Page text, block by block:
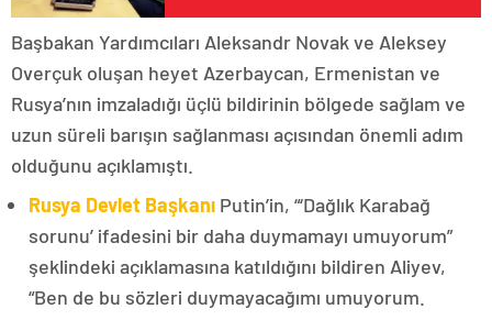
Başbakan Yardımcıları Aleksandr Novak ve Aleksey
Overçuk oluşan heyet Azerbaycan, Ermenistan ve
Rusya’nın imzaladığı üçlü bildirinin bölgede sağlam ve
uzun süreli barışın sağlanması açısından önemli adım
olduğunu açıklamıştı.
Rusya Devlet Başkanı Putin’in, “‘Dağlık Karabağ
sorunu’ ifadesini bir daha duymamayı umuyorum”
şeklindeki açıklamasına katıldığını bildiren Aliyev,
“Ben de bu sözleri duymayacağımı umuyorum.